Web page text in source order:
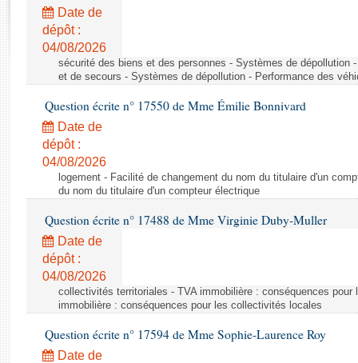
Rapports législatifs
Rapports sur l'application des lois
Baromètre de l’application des lois
Dossiers législatifs
Budget et sécurité sociale
Questions écrites et orales
Comptes rendus des débats
Date de
dépôt :
04/08/2026
sécurité des biens et des personnes - Systèmes de dépollution
et de secours - Systèmes de dépollution - Performance des
Question écrite n° 17550 de Mme Émilie Bonnivard
Date de
dépôt :
04/08/2026
logement - Facilité de changement du nom du titulaire d'un
du nom du titulaire d'un compteur électrique
Question écrite n° 17488 de Mme Virginie Duby-Muller
Date de
dépôt :
04/08/2026
collectivités territoriales - TVA immobilière : conséquences
immobilière : conséquences pour les collectivités locales
Question écrite n° 17594 de Mme Sophie-Laurence Roy
Date de